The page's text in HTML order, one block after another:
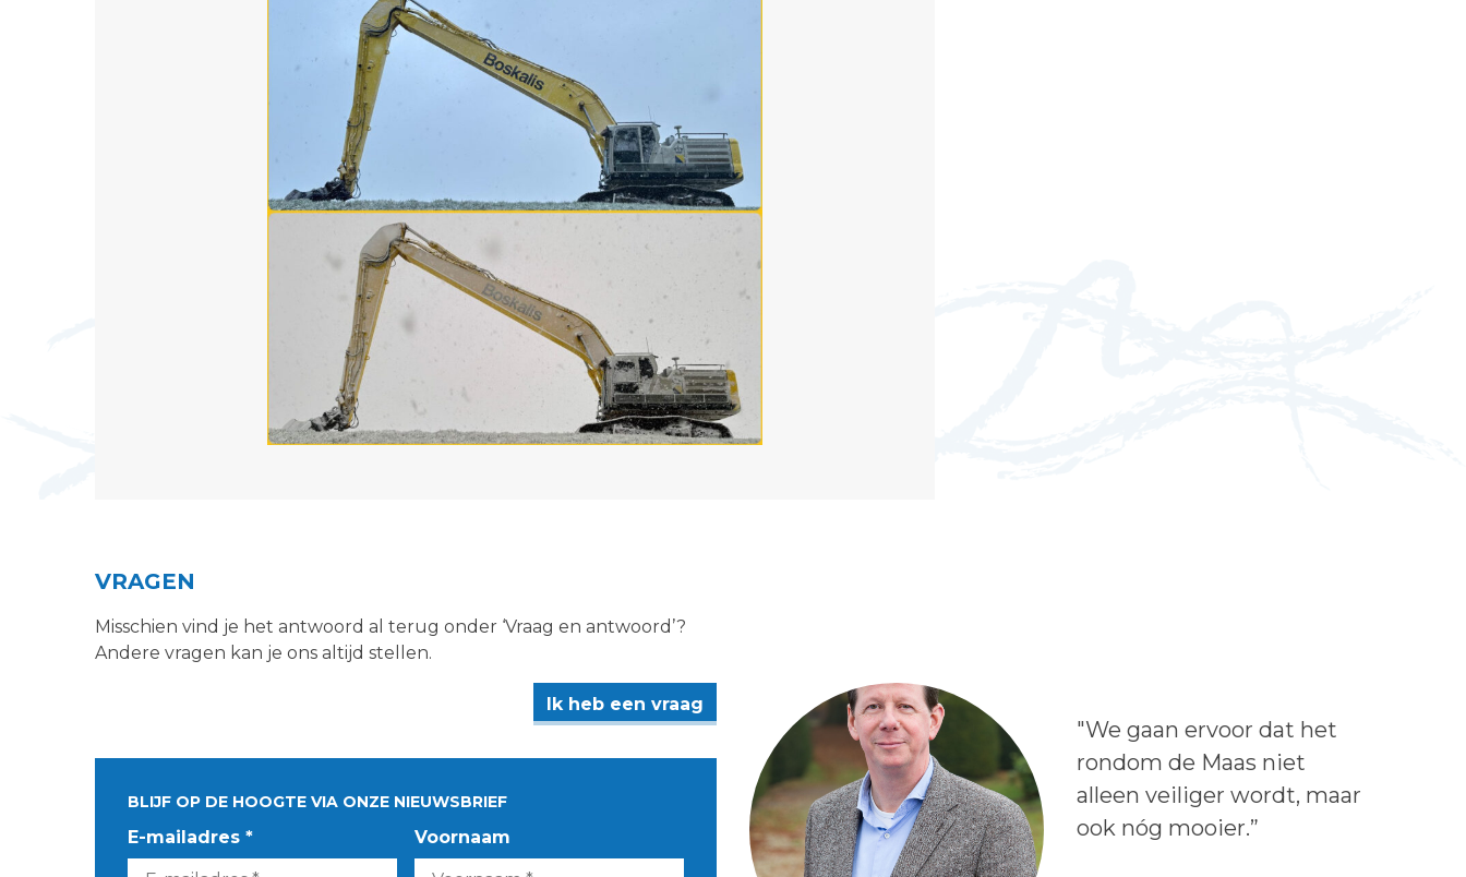
VRAGEN
Misschien vind je het antwoord al terug onder ‘Vraag en antwoord’?
Andere vragen kan je ons altijd stellen.
Ik heb een vraag
BLIJF OP DE HOOGTE VIA ONZE NIEUWSBRIEF
E-mailadres * Voornaam
Lees het bericht:
"We gaan ervoor dat het
rondom de Maas niet
alleen veiliger wordt, maar
ook nóg mooier.”